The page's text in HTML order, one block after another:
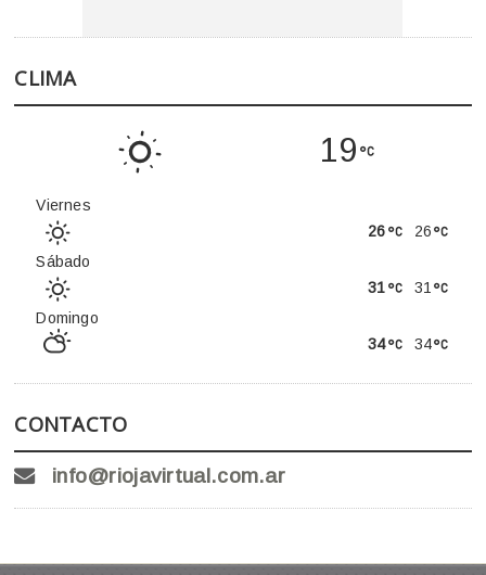
CLIMA
19
Viernes
26
26
Sábado
31
31
Domingo
34
34
CONTACTO
info@riojavirtual.com.ar